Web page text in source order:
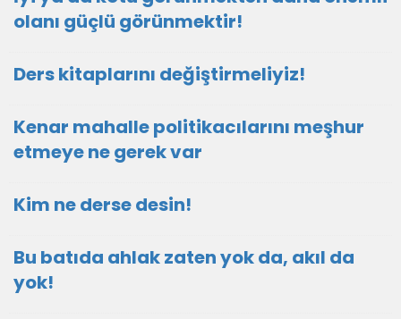
olanı güçlü görünmektir!
Ders kitaplarını değiştirmeliyiz!
Kenar mahalle politikacılarını meşhur
etmeye ne gerek var
Kim ne derse desin!
Bu batıda ahlak zaten yok da, akıl da
yok!